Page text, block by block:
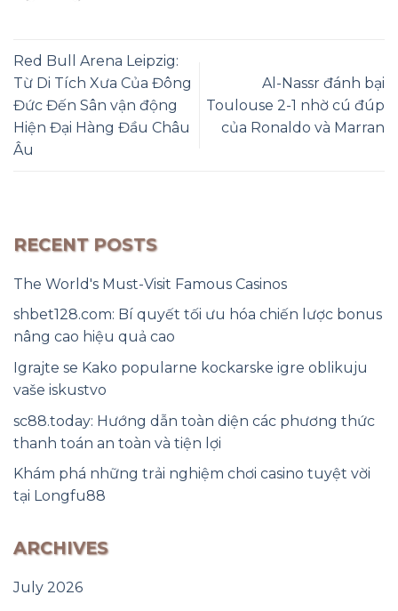
Red Bull Arena Leipzig:
Từ Di Tích Xưa Của Đông
Đức Đến Sân vận động
Hiện Đại Hàng Đầu Châu
Âu
Al-Nassr đánh bại
Toulouse 2-1 nhờ cú đúp
của Ronaldo và Marran
RECENT POSTS
The World's Must-Visit Famous Casinos
shbet128.com: Bí quyết tối ưu hóa chiến lược bonus
nâng cao hiệu quả cao
Igrajte se Kako popularne kockarske igre oblikuju
vaše iskustvo
sc88.today: Hướng dẫn toàn diện các phương thức
thanh toán an toàn và tiện lợi
Khám phá những trải nghiệm chơi casino tuyệt vời
tại Longfu88
ARCHIVES
July 2026